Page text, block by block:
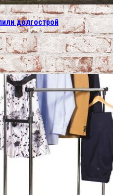
долгострой